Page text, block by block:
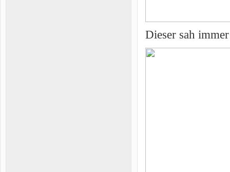
Dieser sah